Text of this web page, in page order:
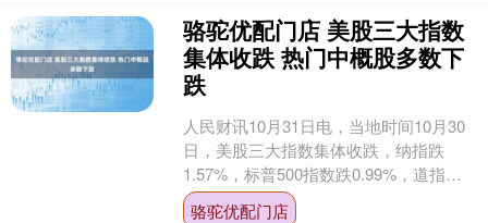
骆驼优配门店 美股三大指数
集体收跌 热门中概股多数下
跌
人民财讯10月31日电，当地时间10月30
日，美股三大指数集体收跌，纳指跌
1.57%，标普500指数跌0.99%，道指跌
0.23%。大型科技股普跌，Meta跌超....
骆驼优配门店